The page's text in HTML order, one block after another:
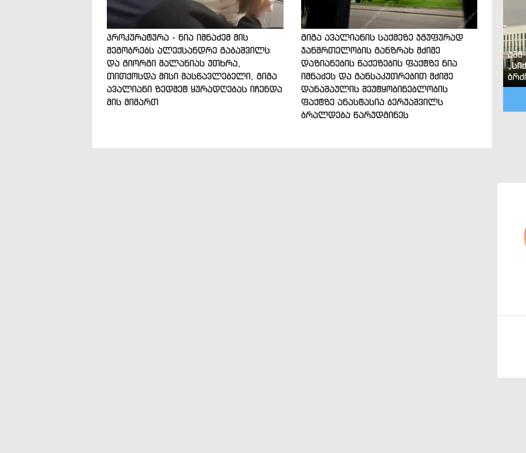
პროკურატურა - ნია იმნაძემ მის
მეგობრებს ალექსანდრე გაბაშვილს
და გიორგი მალანიას უთხრა,
თითქოსდა მისი მასწავლებელი, გიგა
ავალიანი ზედმეტ ყურადღებას იჩენდა
მის მიმართ
გიგა ავალიანის საქმეზე ჯგუფურად
ჯანმრთელობის განზრახ მძიმე
დაზიანების წაქეზების ფაქტზე ნია
იმნაძეს და განსაკუთრებით მძიმე
დანაშაულის შეუტყობინებლობის
ფაქტზე ანასტასია ბერუაშვილს
ბრალდება წარუდგინეს